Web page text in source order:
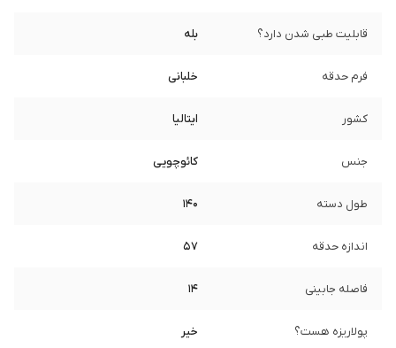
قابلیت طبی شدن دارد؟ بله
فرم حدقه خلبانی
کشور ایتالیا
جنس کائوچویی
طول دسته 140
اندازه حدقه 57
فاصله جابینی 14
پولاریزه هست؟ خیر